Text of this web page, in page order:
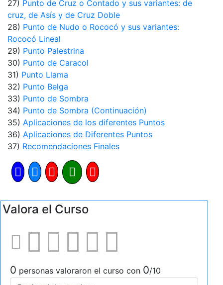
27) Punto de Cruz o Contado y sus variantes: de
cruz, de Asís y de Cruz Doble
28) Punto de Nudo o Rococó y sus variantes:
Rococó Lineal
29) Punto Palestrina
30) Punto de Caracol
31) Punto Llama
32) Punto Belga
33) Punto de Sombra
34) Punto de Sombra (Continuación)
35) Aplicaciones de los diferentes Puntos
36) Aplicaciones de Diferentes Puntos
37) Recomendaciones Finales
Valora el Curso
0 personas valoraron el curso con 0/10